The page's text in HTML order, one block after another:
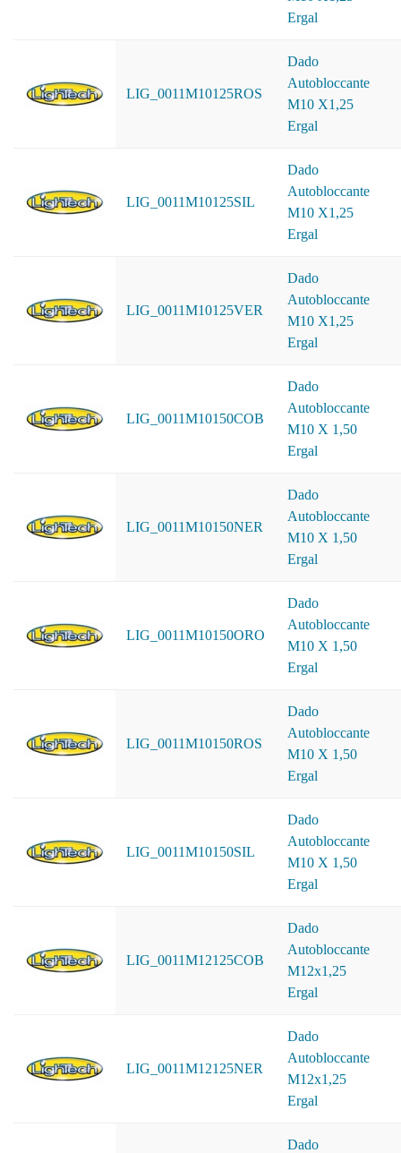
Ergal
LIG_0011M10125ROS
Dado
Autobloccante
M10 X1,25
Ergal
LIG_0011M10125SIL
Dado
Autobloccante
M10 X1,25
Ergal
LIG_0011M10125VER
Dado
Autobloccante
M10 X1,25
Ergal
LIG_0011M10150COB
Dado
Autobloccante
M10 X 1,50
Ergal
LIG_0011M10150NER
Dado
Autobloccante
M10 X 1,50
Ergal
LIG_0011M10150ORO
Dado
Autobloccante
M10 X 1,50
Ergal
LIG_0011M10150ROS
Dado
Autobloccante
M10 X 1,50
Ergal
LIG_0011M10150SIL
Dado
Autobloccante
M10 X 1,50
Ergal
LIG_0011M12125COB
Dado
Autobloccante
M12x1,25
Ergal
LIG_0011M12125NER
Dado
Autobloccante
M12x1,25
Ergal
Dado